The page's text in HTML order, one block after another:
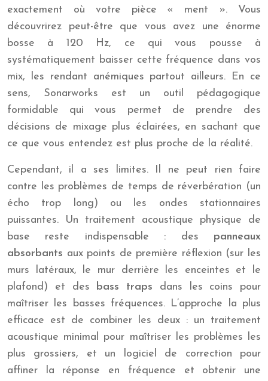
exactement où votre pièce « ment ». Vous
découvrirez peut-être que vous avez une énorme
bosse à 120 Hz, ce qui vous pousse à
systématiquement baisser cette fréquence dans vos
mix, les rendant anémiques partout ailleurs. En ce
sens, Sonarworks est un outil pédagogique
formidable qui vous permet de prendre des
décisions de mixage plus éclairées, en sachant que
ce que vous entendez est plus proche de la réalité.
Cependant, il a ses limites. Il ne peut rien faire
contre les problèmes de temps de réverbération (un
écho trop long) ou les ondes stationnaires
puissantes. Un traitement acoustique physique de
base reste indispensable : des panneaux
absorbants aux points de première réflexion (sur les
murs latéraux, le mur derrière les enceintes et le
plafond) et des bass traps dans les coins pour
maîtriser les basses fréquences. L’approche la plus
efficace est de combiner les deux : un traitement
acoustique minimal pour maîtriser les problèmes les
plus grossiers, et un logiciel de correction pour
affiner la réponse en fréquence et obtenir une